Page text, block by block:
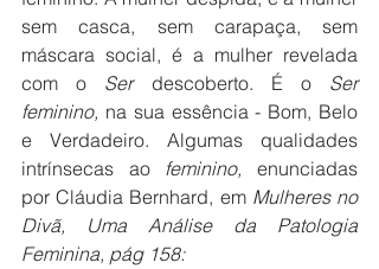
sem casca, sem carapaça, sem
máscara social, é a mulher revelada
com o Ser descoberto. É o Ser
feminino, na sua essência - Bom, Belo
e Verdadeiro. Algumas qualidades
intrínsecas ao feminino, enunciadas
por Cláudia Bernhard, em Mulheres no
Divã, Uma Análise da Patologia
Feminina, pág 158: